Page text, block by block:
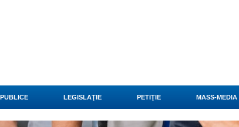
LEGISLAŢIE PETIŢIE MASS-MEDIA